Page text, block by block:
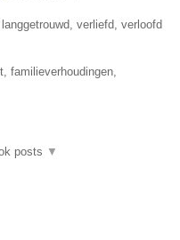
verliefd, verloofd
familieverhoudingen,
posts ▼